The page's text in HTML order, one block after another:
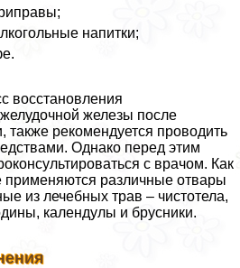
напитки;
восстановления
железы после
также рекомендуется проводить
Однако перед этим
с врачом. Как
применяются различные отвары
из лечебных трав – чистотела,
календулы и брусники.